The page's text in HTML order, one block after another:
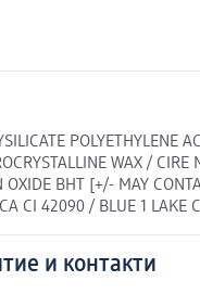
POLYETHYLENE
WAX /
OXIDE BHT [+/- MAY
CI 42090 / BLUE 1 LAKE
и контакти